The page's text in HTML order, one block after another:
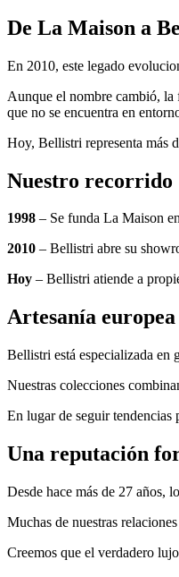
De La Maison a
En 2010, este legado
Aunque el nombre cambió, la
que no se encuentra en
Hoy, Bellistri representa más
Nuestro recorrido
1998 – Se funda La Maison
2010 – Bellistri abre su
Hoy – Bellistri atiende a
Artesanía europea
Bellistri está especializada en
Nuestras colecciones
En lugar de seguir tendencias
Una reputación
Desde hace más de 27 años,
Muchas de nuestras
Creemos que el verdadero